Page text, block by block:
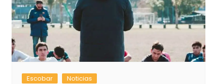
Escobar Noticias